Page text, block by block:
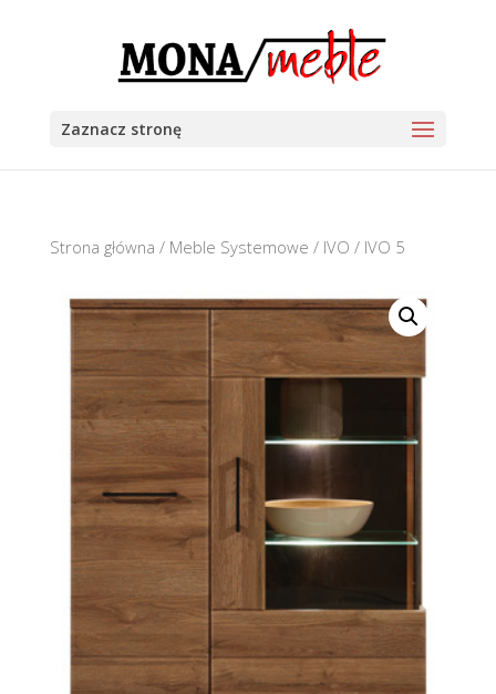
Zaznacz stronę
Strona główna / Meble Systemowe / IVO / IVO 5